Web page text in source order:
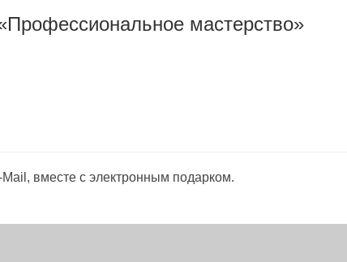
мастерство»
вместе с электронным подарком.